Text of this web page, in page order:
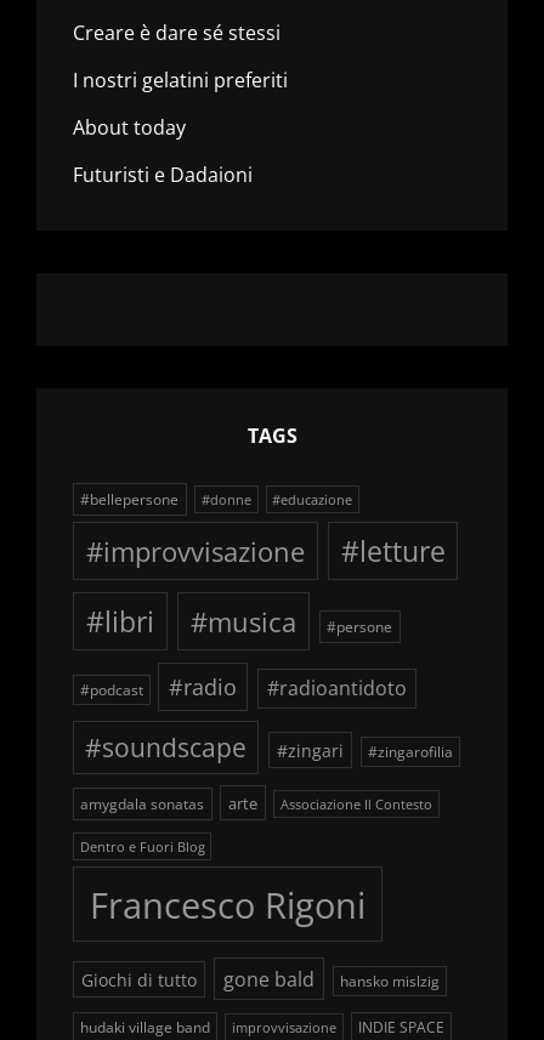
Creare è dare sé stessi
I nostri gelatini preferiti
About today
Futuristi e Dadaioni
TAGS
#bellepersone #donne #educazione
#improvvisazione
#letture
#libri
#musica #persone
#podcast #radio #radioantidoto
#soundscape #zingari #zingarofilia
amygdala sonatas arte Associazione Il Contesto
Dentro e Fuori Blog
Francesco Rigoni
Giochi di tutto gone bald hansko mislzig
hudaki village band improvvisazione INDIE SPACE